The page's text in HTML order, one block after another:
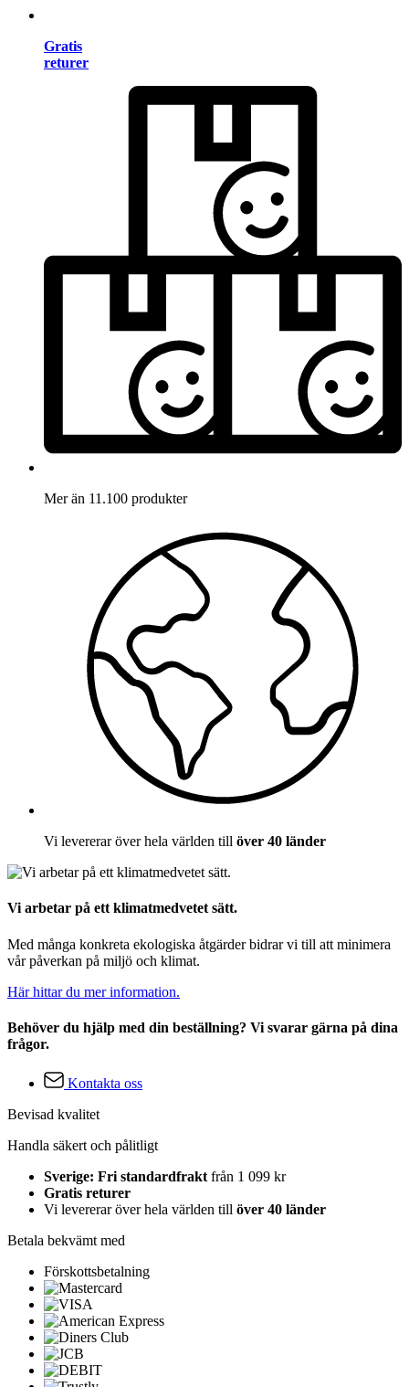
Gratis
returer
Mer än 11.100 produkter
Vi levererar över hela världen till över 40 länder
Vi arbetar på ett klimatmedvetet sätt.
Med många konkreta ekologiska åtgärder bidrar vi till att minimera
vår påverkan på miljö och klimat.
Här hittar du mer information.
Behöver du hjälp med din beställning? Vi svarar gärna på dina
frågor.
Kontakta oss
Bevisad kvalitet
Handla säkert och pålitligt
Sverige: Fri standardfrakt från 1 099 kr
Gratis returer
Vi levererar över hela världen till över 40 länder
Betala bekvämt med
Förskottsbetalning